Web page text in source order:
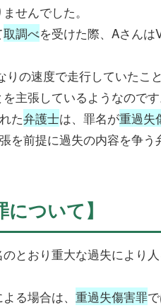
せんでした。
取調べを受けた際、Aさん
の速度で走行していたこ
主張しているようなのです
た弁護士は、罪名が重過失
を前提に過失の内容を争う
について】
とおり重大な過失により
る場合は、 重過失傷害罪